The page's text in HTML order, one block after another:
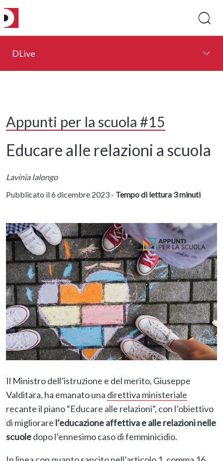
DLive
Appunti per la scuola #15
Educare alle relazioni a scuola
Lavinia Ialongo
Pubblicato il 6 dicembre 2023 - Tempo di lettura 3 minuti
Il Ministro dell’istruzione e del merito, Giuseppe
Valditara, ha emanato una direttiva ministeriale
recante il piano “Educare alle relazioni”, con l’obiettivo
di migliorare l’educazione affettiva e alle relazioni nelle
scuoledopo l’ennesimo caso di femminicidio.